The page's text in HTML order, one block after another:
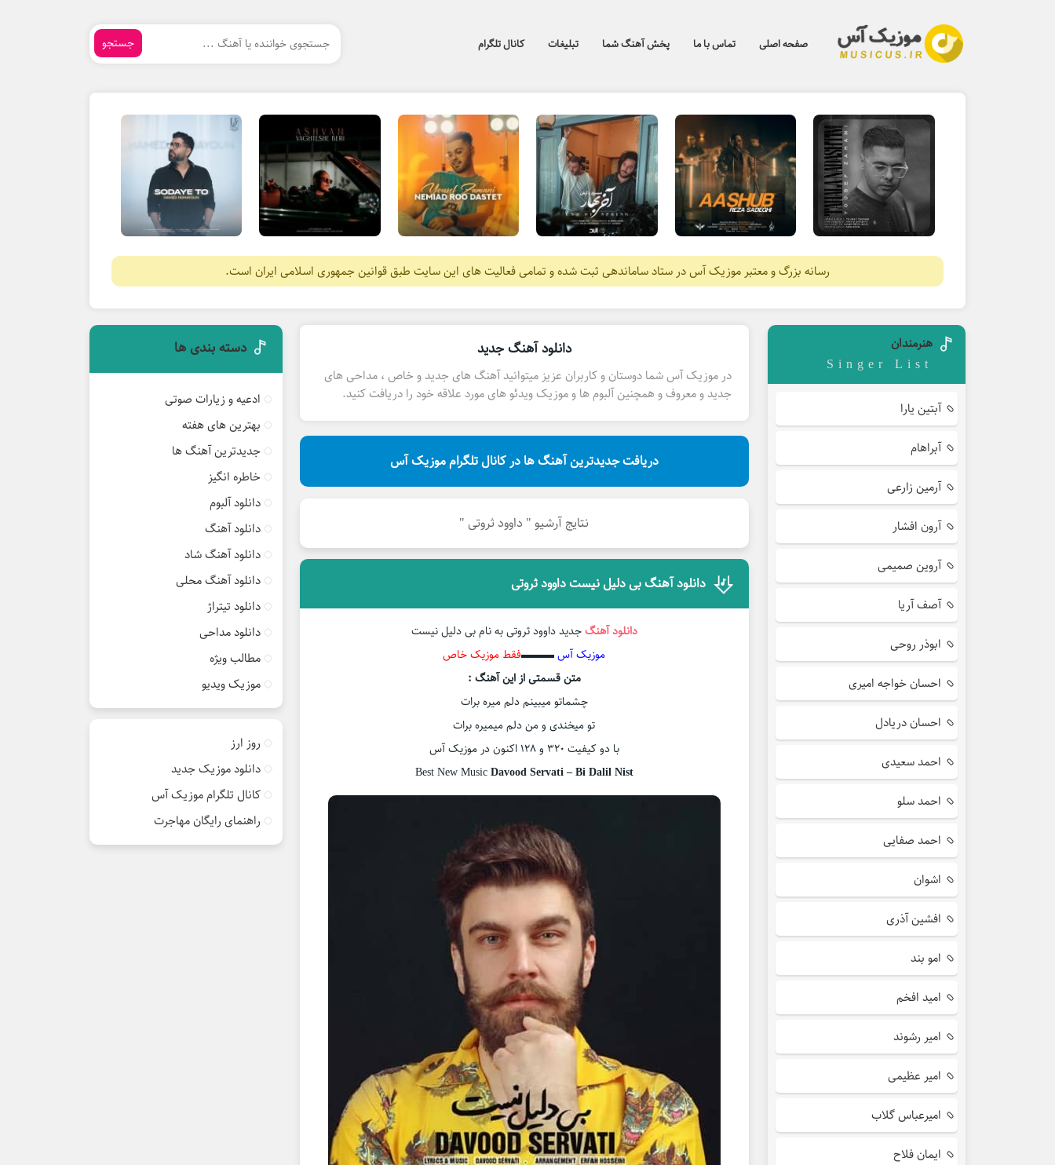
صفحه اصلی تماس با ما پخش آهنگ شما تبلیغات کانال تلگرام جستجو
رسانه بزرگ و معتبر موزیک آس در ستاد ساماندهی ثبت شده و تمامی فعالیت های این سایت طبق قوانین جمهوری اسلامی ایران است.
دانلود آهنگ جدید
در موزیک آس شما دوستان و کاربران عزیز میتوانید آهنگ های جدید و خاص ، مداحی های
جدید و معروف و همچنین آلبوم ها و موزیک ویدئو های مورد علاقه خود را دریافت کنید.
دریافت جدیدترین آهنگ ها در کانال تلگرام موزیک آس
نتایج آرشیو " داوود ثروتی "
دانلود آهنگ بی دلیل نیست داوود ثروتی
دانلود آهنگجدید داوود ثروتی به نام بی دلیل نیست
موزیک آس▬▬▬فقط موزیک خاص
متن قسمتی از این آهنگ :
چشماتو میبینم دلم میره برات
تو میخندی و من دلم میمیره برات
با دو کیفیت ۳۲۰ و ۱۲۸ اکنون در موزیک آس
Best New MusicDavood Servati – Bi Dalil Nist
هنرمندان
Singer List
آبتین یارا
آبراهام
آرمین زارعی
آرون افشار
آروین صمیمی
آصف آریا
ابوذر روحی
احسان خواجه امیری
احسان دریادل
احمد سعیدی
احمد سلو
احمد صفایی
اشوان
افشین آذری
امو بند
امید افخم
امیر رشوند
امیر عظیمی
امیرعباس گلاب
ایمان فلاح
دسته بندی ها
ادعیه و زیارات صوتی
بهترین های هفته
جدیدترین آهنگ ها
خاطره انگیز
دانلود آلبوم
دانلود آهنگ
دانلود آهنگ شاد
دانلود آهنگ محلی
دانلود تیتراژ
دانلود مداحی
مطالب ویژه
موزیک ویدیو
روز ارز
دانلود موزیک جدید
کانال تلگرام موزیک آس
راهنمای رایگان مهاجرت